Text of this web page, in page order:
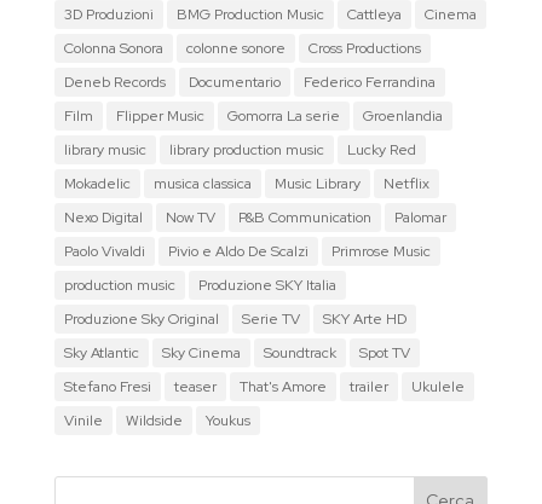
3D Produzioni BMG Production Music Cattleya
Cinema
Colonna Sonora
colonne sonore
Cross Productions
Deneb Records
Documentario
Federico Ferrandina
Film
Flipper Music Gomorra La serie
Groenlandia
library music
library production music
Lucky Red
Mokadelic
musica classica Music Library
Netflix
Nexo Digital
Now TV P&B Communication
Palomar
Paolo Vivaldi
Pivio e Aldo De Scalzi
Primrose Music
production music
Produzione SKY Italia
Produzione Sky Original
Serie TV
SKY Arte HD
Sky Atlantic
Sky Cinema Soundtrack
Spot TV
Stefano Fresi
teaser That's Amore trailer
Ukulele
Vinile
Wildside Youkus